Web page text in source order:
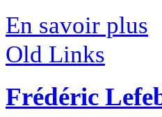
En savoir plus
Old Links
Frédéric